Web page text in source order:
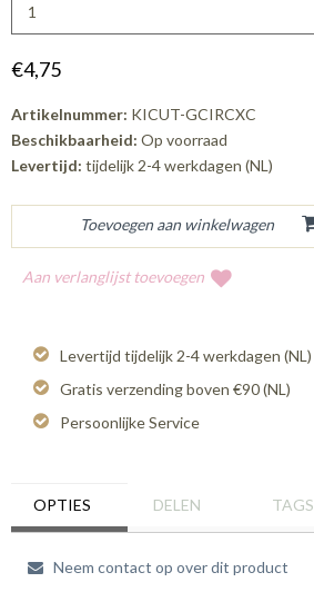
€4,75
Artikelnummer: KICUT-GCIRCXC
Beschikbaarheid: Op voorraad
Levertijd: tijdelijk 2-4 werkdagen (NL)
Aan verlanglijst toevoegen
Levertijd tijdelijk 2-4 werkdagen (NL)
Gratis verzending boven €90 (NL)
Persoonlijke Service
OPTIES DELEN TAGS
Neem contact op over dit product